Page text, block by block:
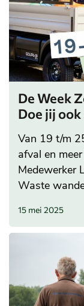
De Week
Doe jij ook
Van 19 t/m
afval en
Medewerker
Waste
15 mei 2025